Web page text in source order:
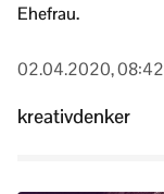
Ehefrau.
02.04.2020,
kreativdenker